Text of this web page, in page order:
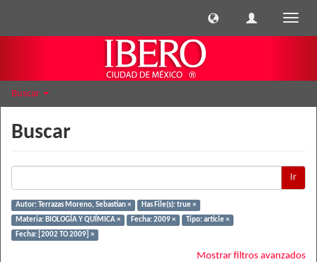
Buscar
Buscar
Ir
Autor: Terrazas Moreno, Sebastian ×
Has File(s): true ×
Materia: BIOLOGÍA Y QUÍMICA ×
Fecha: 2009 ×
Tipo: article ×
Fecha: [2002 TO 2009] ×
Mostrar filtros avanzados